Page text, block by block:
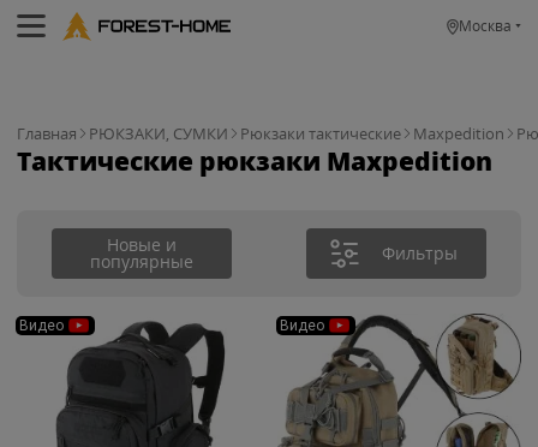
Москва
Главная РЮКЗАКИ, СУМКИ Рюкзаки тактические Maxpedition
Тактические рюкзаки Maxpedition
Новые и
популярные Фильтры
Видео Видео